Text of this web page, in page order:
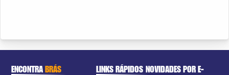
ENCONTRABRÁS LINKS RÁPIDOS NOVIDADES POR E-